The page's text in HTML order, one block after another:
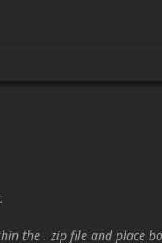
the . zip file and place